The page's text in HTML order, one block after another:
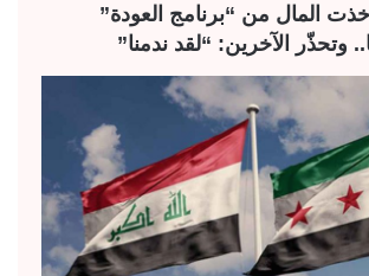
المال من “برنامج العودة”
وتحذّر الآخرين: “لقد ندمنا”